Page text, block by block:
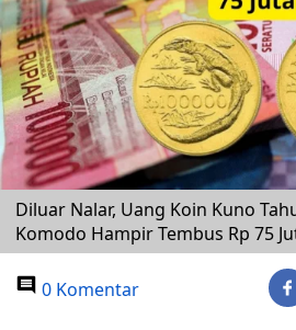
Diluar Nalar, Uang Koin Kuno
Komodo Hampir Tembus Rp 75
0 Komentar